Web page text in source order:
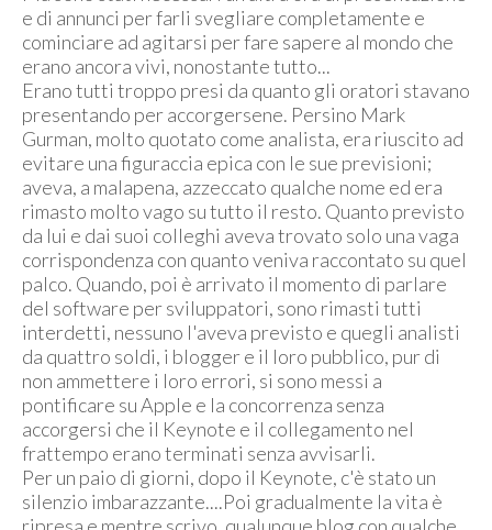
e di annunci per farli svegliare completamente e
cominciare ad agitarsi per fare sapere al mondo che
erano ancora vivi, nonostante tutto...
Erano tutti troppo presi da quanto gli oratori stavano
presentando per accorgersene. Persino Mark
Gurman, molto quotato come analista, era riuscito ad
evitare una figuraccia epica con le sue previsioni;
aveva, a malapena, azzeccato qualche nome ed era
rimasto molto vago su tutto il resto. Quanto previsto
da lui e dai suoi colleghi aveva trovato solo una vaga
corrispondenza con quanto veniva raccontato su quel
palco. Quando, poi è arrivato il momento di parlare
del software per sviluppatori, sono rimasti tutti
interdetti, nessuno l'aveva previsto e quegli analisti
da quattro soldi, i blogger e il loro pubblico, pur di
non ammettere i loro errori, si sono messi a
pontificare su Apple e la concorrenza senza
accorgersi che il Keynote e il collegamento nel
frattempo erano terminati senza avvisarli.
Per un paio di giorni, dopo il Keynote, c'è stato un
silenzio imbarazzante....Poi gradualmente la vita è